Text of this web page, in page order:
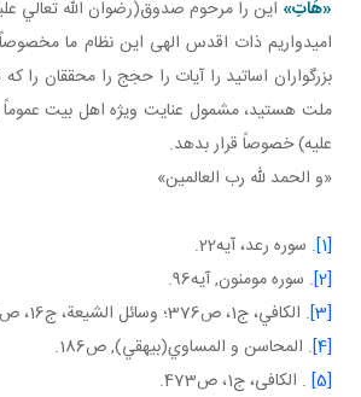
«هَاتِ» اين را مرحوم صدوق(رضوان الله تعالي
اميدواريم ذات اقدس الهی اين نظام ما
بزرگواران اساتيد را آيات را حجج را محققان را
ملت هستيد، مشمول عنايت ويژه اهل بيت عموماً
عليه) خصوصاً قرار بدهد.
«و الحمد لله رب العالمين»
[1] . سوره رعد، آيه22.
[2] . سوره مومنون, آيه96.
[3]
. الکافي، ج1، ص376؛ وسائل الشيعة، ج‏16، ص246.
[4] . المحاسن و المساوي(بيهقي), ص186.
[5]
. الکافی، ج1، ص473.